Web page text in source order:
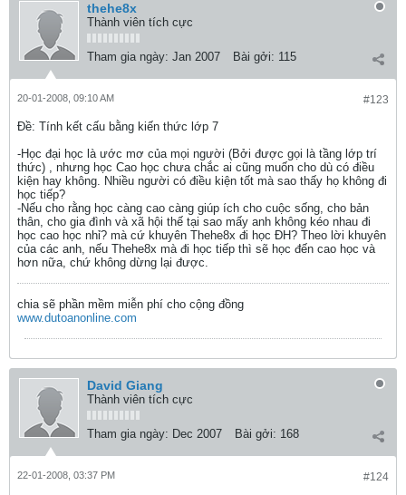
thehe8x
Thành viên tích cực
Tham gia ngày: Jan 2007 Bài gởi: 115
#123
20-01-2008, 09:10 AM
Ðề: Tính kết cấu bằng kiến thức lớp 7
-Học đại học là ước mơ của mọi người (Bởi được gọi là tầng lớp trí
thức) , nhưng học Cao học chưa chắc ai cũng muốn cho dù có điều
kiện hay không. Nhiều người có điều kiện tốt mà sao thấy họ không đi
học tiếp?
-Nếu cho rằng học càng cao càng giúp ích cho cuộc sống, cho bản
thân, cho gia đình và xã hội thế tại sao mấy anh không kéo nhau đi
học cao học nhỉ? mà cứ khuyên Thehe8x đi học ĐH? Theo lời khuyên
của các anh, nếu Thehe8x mà đi học tiếp thì sẽ học đến cao học và
hơn nữa, chứ không dừng lại được.
chia sẽ phần mềm miễn phí cho cộng đồng
www.dutoanonline.com
David Giang
Thành viên tích cực
Tham gia ngày: Dec 2007 Bài gởi: 168
#124
22-01-2008, 03:37 PM